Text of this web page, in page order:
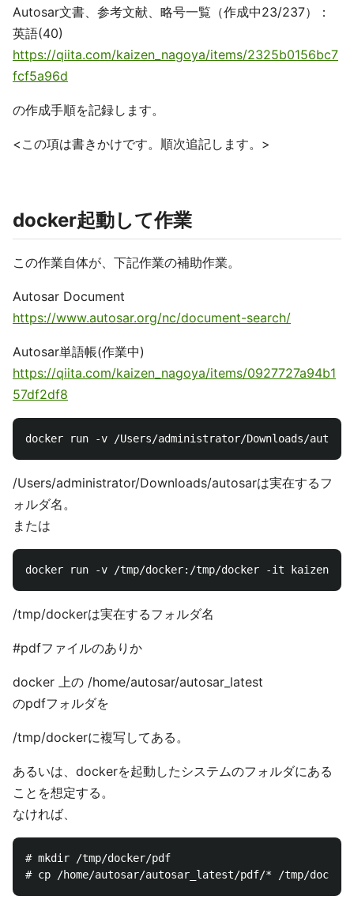
Autosar文書、参考文献、略号一覧（作成中23/237）：
英語(40)
https://qiita.com/kaizen_nagoya/items/2325b0156bc7
fcf5a96d
の作成手順を記録します。
<この項は書きかけです。順次追記します。>
docker起動して作業
この作業自体が、下記作業の補助作業。
Autosar Document
https://www.autosar.org/nc/document-search/
Autosar単語帳(作業中)
https://qiita.com/kaizen_nagoya/items/0927727a94b1
57df2df8
/Users/administrator/Downloads/autosarは実在するフ
ォルダ名。
または
/tmp/dockerは実在するフォルダ名
#pdfファイルのありか
docker 上の /home/autosar/autosar_latest
のpdfフォルダを
/tmp/dockerに複写してある。
あるいは、dockerを起動したシステムのフォルダにある
ことを想定する。
なければ、
# mkdir /tmp/docker/pdf